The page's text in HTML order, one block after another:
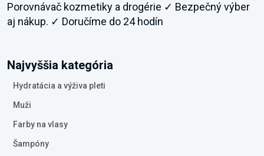
Porovnávač kozmetiky a drogérie ✓ Bezpečný výber
aj nákup. ✓ Doručíme do 24 hodín
Najvyššia kategória
Hydratácia a výživa pleti
Muži
Farby na vlasy
Šampóny